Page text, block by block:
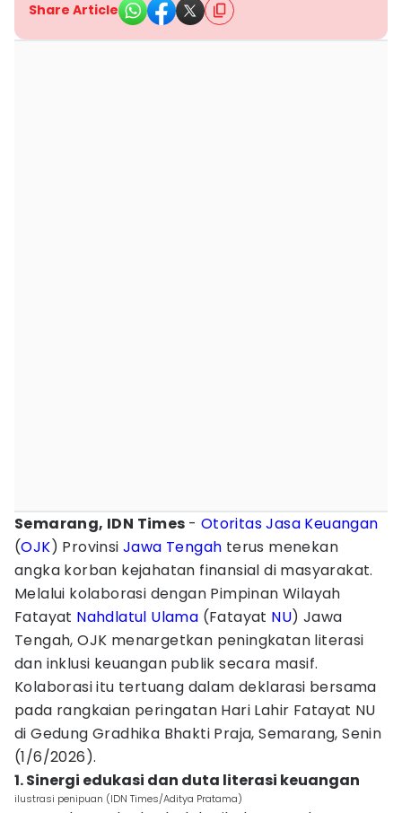
Share Article
Semarang, IDN Times - Otoritas Jasa Keuangan
(OJK) ProvinsiJawa Tengah terus menekan
angka korban kejahatan finansial di masyarakat.
Melalui kolaborasi dengan Pimpinan Wilayah
Fatayat Nahdlatul Ulama (Fatayat NU) Jawa
Tengah, OJK menargetkan peningkatan literasi
dan inklusi keuangan publik secara masif.
Kolaborasi itu tertuang dalam deklarasi bersama
pada rangkaian peringatan Hari Lahir Fatayat NU
di Gedung Gradhika Bhakti Praja, Semarang, Senin
(1/6/2026).
1. Sinergi edukasi dan duta literasi keuangan
ilustrasi penipuan (IDN Times/Aditya Pratama)